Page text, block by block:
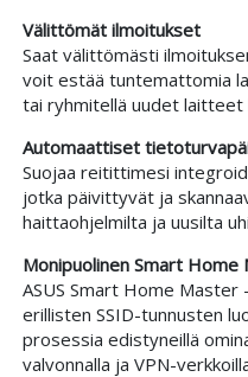
Välittömät ilmoitukset
Saat välittömästi
voit estää tuntemattomia
tai ryhmitellä uudet laitteet
Automaattiset
Suojaa reitittimesi
jotka päivittyvät ja
haittaohjelmilta ja uusilta
Monipuolinen Smart Home
ASUS Smart Home Master
erillisten SSID-tunnusten
prosessia edistyneillä
valvonnalla ja VPN-